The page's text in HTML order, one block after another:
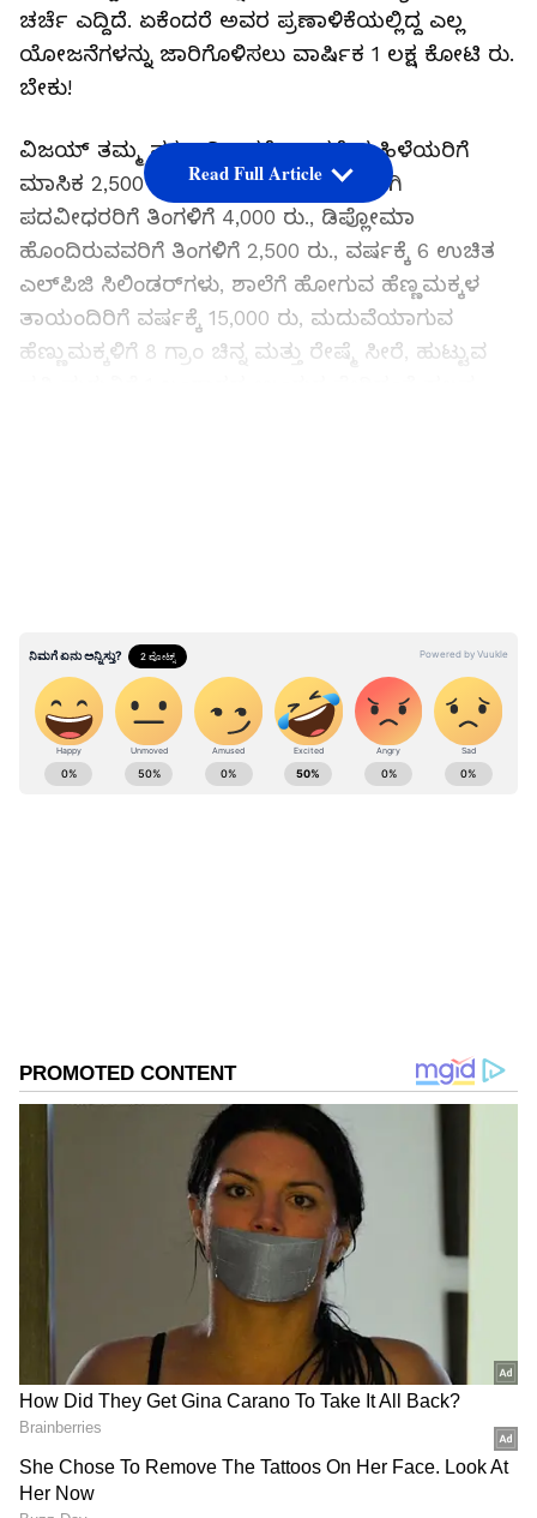
ಚರ್ಚೆ ಎದ್ದಿದೆ. ಏಕೆಂದರೆ ಅವರ ಪ್ರಣಾಳಿಕೆಯಲ್ಲಿದ್ದ ಎಲ್ಲ
ಯೋಜನೆಗಳನ್ನು ಜಾರಿಗೊಳಿಸಲು ವಾರ್ಷಿಕ 1 ಲಕ್ಷ ಕೋಟಿ ರು.
ಬೇಕು!
ವಿಜಯ್‌ ತಮ್ಮ ಪಕ್ಷ ಅಧಿಕಾರಕ್ಕೆ ಬಂದರೆ ಮಹಿಳೆಯರಿಗೆ
ಮಾಸಿಕ 2,500 ರು. ಸಹಾಯಧನ, ನಿರುದ್ಯೋಗಿ
ಪದವೀಧರರಿಗೆ ತಿಂಗಳಿಗೆ 4,000 ರು., ಡಿಪ್ಲೋಮಾ
ಹೊಂದಿರುವವರಿಗೆ ತಿಂಗಳಿಗೆ 2,500 ರು., ವರ್ಷಕ್ಕೆ 6 ಉಚಿತ
ಎಲ್‌ಪಿಜಿ ಸಿಲಿಂಡರ್‌ಗಳು, ಶಾಲೆಗೆ ಹೋಗುವ ಹೆಣ್ಣಮಕ್ಕಳ
ತಾಯಂದಿರಿಗೆ ವರ್ಷಕ್ಕೆ 15,000 ರು, ಮದುವೆಯಾಗುವ
ಹೆಣ್ಣುಮಕ್ಕಳಿಗೆ 8 ಗ್ರಾಂ ಚಿನ್ನ ಮತ್ತು ರೇಷ್ಮೆ ಸೀರೆ, ಹುಟ್ಟುವ
ನಟ
Thalapathy Vijay: ಗೆಲುವಿನ ಬಳಿಕ ವಿಜಯ್ ಫಸ್ಟ್‌
ರಿಯಾಕ್ಷನ್‌; ಮೋದಿ, ರಾಹುಲ್ ಗಾಂಧಿ ಪ್ರತಿಕ್ರಿಯೆಗೆ
Read Full Article
ABOUT THE AUTHOR